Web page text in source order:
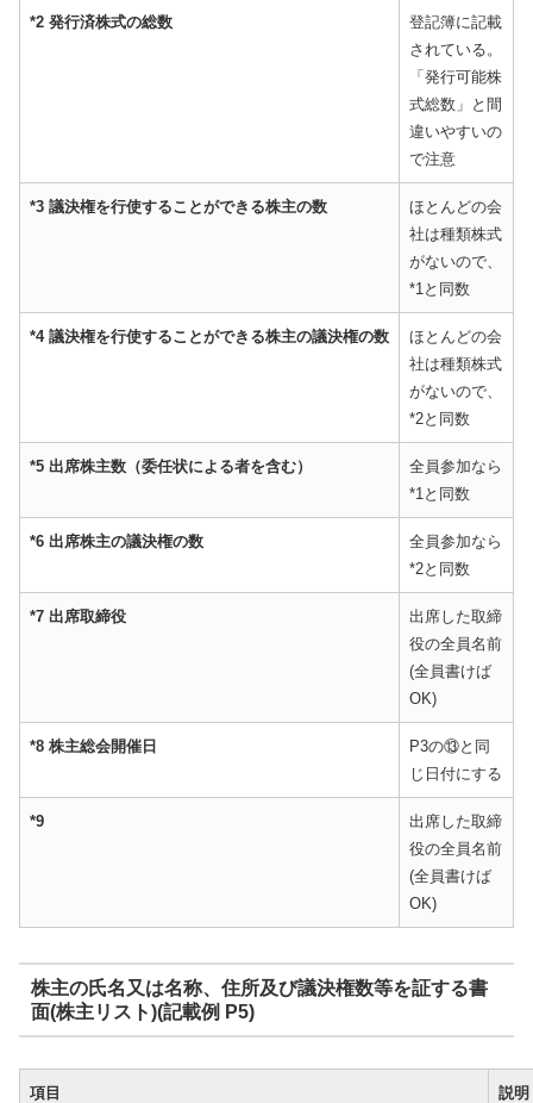
*2 発行済株式の総数
登記簿に記載
されている。
「発行可能株
式総数」と間
違いやすいの
で注意
*3 議決権を行使することができる株主の数
ほとんどの会
社は種類株式
がないので、
*1と同数
*4 議決権を行使することができる株主の議決権の数
ほとんどの会
社は種類株式
がないので、
*2と同数
*5 出席株主数（委任状による者を含む）
全員参加なら
*1と同数
*6 出席株主の議決権の数
全員参加なら
*2と同数
*7 出席取締役
出席した取締
役の全員名前
(全員書けば
OK)
*8 株主総会開催日
P3の⑬と同
じ日付にする
*9
出席した取締
役の全員名前
(全員書けば
OK)
株主の氏名又は名称、住所及び議決権数等を証する書
面(株主リスト)(記載例 P5)
項目 説明